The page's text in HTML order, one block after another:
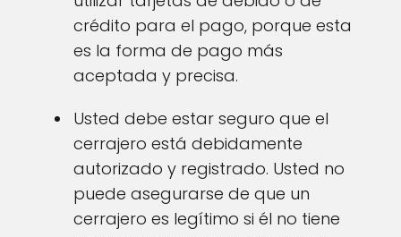
crédito para el pago, porque esta
es la forma de pago más
aceptada y precisa.
Usted debe estar seguro que el
cerrajero está debidamente
autorizado y registrado. Usted no
puede asegurarse de que un
cerrajero es legítimo si él no tiene